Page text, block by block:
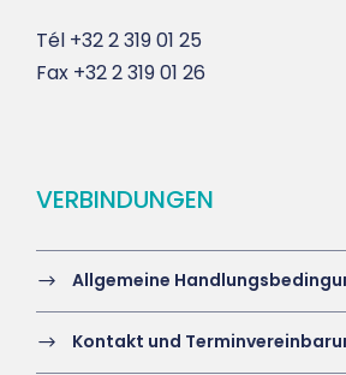
Tél +32 2 319 01 25
Fax +32 2 319 01 26
VERBINDUNGEN
Allgemeine
Kontakt und